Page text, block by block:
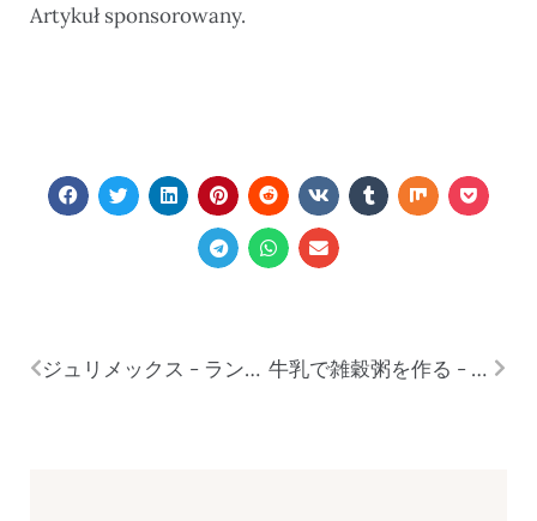
Artykuł sponsorowany.
ジュリメックス - ランジェリーブランドとは？ 牛乳で雑穀粥を作る - 4つの方法